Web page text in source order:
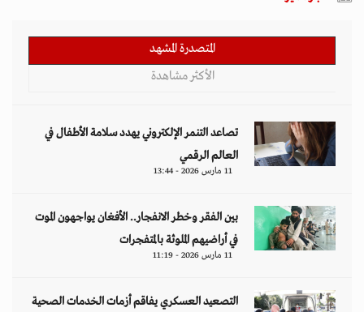
المتصدرة المشهد
الأكثر مشاهدة
تصاعد التنمر الإلكتروني يهدد سلامة الأطفال في
العالم الرقمي
11 مارس 2026 - 13:44
بين الفقر وخطر الانفجار.. الأفغان يواجهون الموت
في أراضيهم الملوثة بالمتفجرات
11 مارس 2026 - 11:19
التصعيد العسكري يفاقم أزمات الخدمات الصحية